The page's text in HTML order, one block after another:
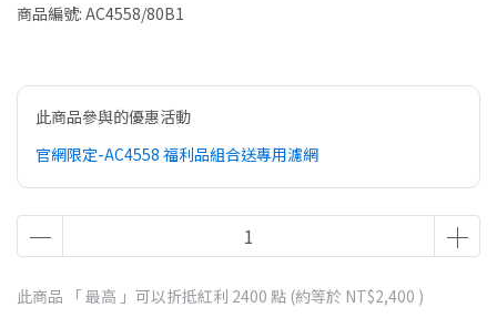
商品編號: AC4558/80B1
此商品參與的優惠活動
官網限定-AC4558 福利品組合送專用濾網
此商品 「 最高 」可以折抵紅利 2400 點 (約等於 NT$2,400 )